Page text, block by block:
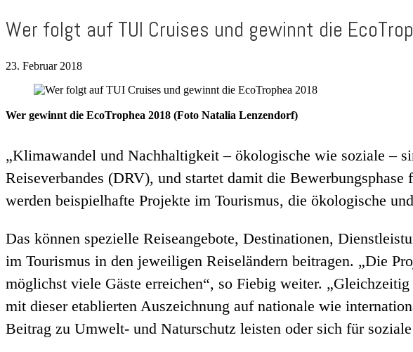
Wer folgt auf TUI Cruises und gewinnt die
23. Februar 2018
Wer gewinnt die EcoTrophea 2018 (Foto Natalia Lenzendorf)
„Klimawandel und Nachhaltigkeit – ökologische wie soziale –
Reiseverbandes (DRV), und startet damit die
werden beispielhafte Projekte im Tourismus, die ökologische
Das können spezielle Reiseangebote, Destinationen,
im Tourismus in den jeweiligen Reiseländern beitragen. „Die
möglichst viele Gäste erreichen“, so Fiebig weiter.
mit dieser etablierten Auszeichnung auf nationale wie
Beitrag zu Umwelt- und Naturschutz leisten oder sich für